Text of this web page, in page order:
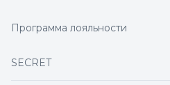
Программа лояльности
SECRET